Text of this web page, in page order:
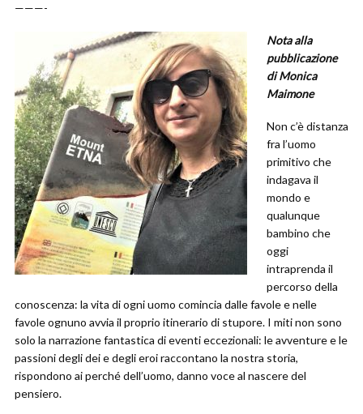
———-
Nota alla
pubblicazione
di Monica
Maimone
Non c’è distanza
fra l’uomo
primitivo che
indagava il
mondo e
qualunque
bambino che
oggi
intraprenda il
percorso della
conoscenza: la vita di ogni uomo comincia dalle favole e nelle
favole ognuno avvia il proprio itinerario di stupore. I miti non sono
solo la narrazione fantastica di eventi eccezionali: le avventure e le
passioni degli dei e degli eroi raccontano la nostra storia,
rispondono ai perché dell’uomo, danno voce al nascere del
pensiero.